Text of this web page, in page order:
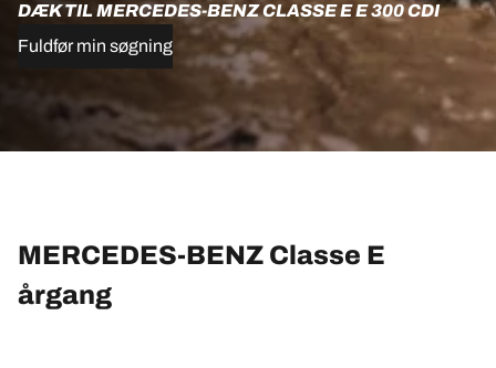
DÆK TIL MERCEDES-BENZ CLASSE E E 300 CDI
Fuldfør min søgning
MERCEDES-BENZ Classe E
årgang